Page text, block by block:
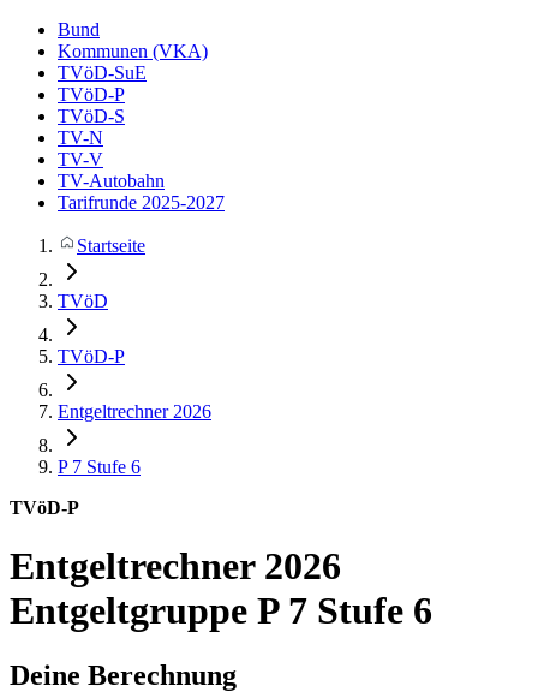
Bund
Kommunen (VKA)
TVöD-SuE
TVöD-P
TVöD-S
TV-N
TV-V
TV-Autobahn
Tarifrunde 2025-2027
Startseite
TVöD
TVöD-P
Entgeltrechner 2026
P 7 Stufe 6
TVöD-P
Entgeltrechner 2026
Entgeltgruppe P 7 Stufe 6
Deine Berechnung